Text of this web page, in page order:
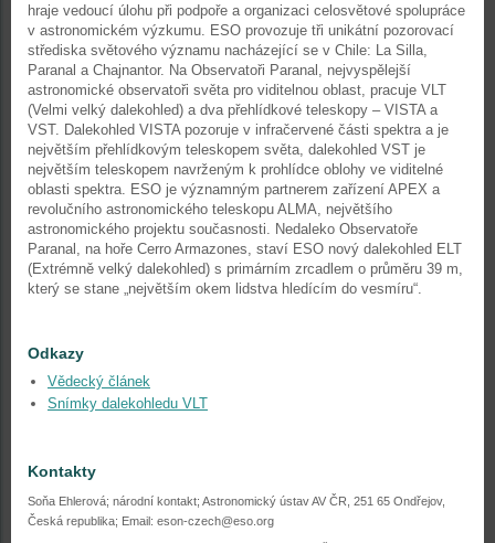
hraje vedoucí úlohu při podpoře a organizaci celosvětové spolupráce
v astronomickém výzkumu. ESO provozuje tři unikátní pozorovací
střediska světového významu nacházející se v Chile: La Silla,
Paranal a Chajnantor. Na Observatoři Paranal, nejvyspělejší
astronomické observatoři světa pro viditelnou oblast, pracuje VLT
(Velmi velký dalekohled) a dva přehlídkové teleskopy – VISTA a
VST. Dalekohled VISTA pozoruje v infračervené části spektra a je
největším přehlídkovým teleskopem světa, dalekohled VST je
největším teleskopem navrženým k prohlídce oblohy ve viditelné
oblasti spektra. ESO je významným partnerem zařízení APEX a
revolučního astronomického teleskopu ALMA, největšího
astronomického projektu současnosti. Nedaleko Observatoře
Paranal, na hoře Cerro Armazones, staví ESO nový dalekohled ELT
(Extrémně velký dalekohled) s primárním zrcadlem o průměru 39 m,
který se stane „největším okem lidstva hledícím do vesmíru“.
Odkazy
Vědecký článek
Snímky dalekohledu VLT
Kontakty
Soňa Ehlerová; národní kontakt; Astronomický ústav AV ČR, 251 65 Ondřejov,
Česká republika; Email: eson-czech@eso.org